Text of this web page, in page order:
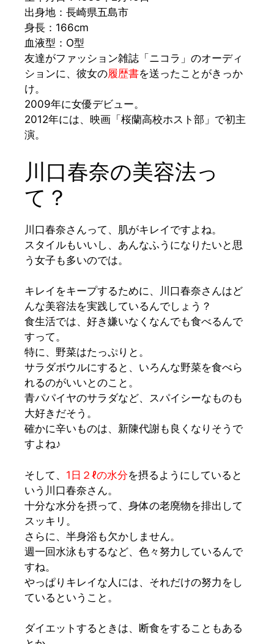
出身地：長崎県五島市
身長：166cm
血液型：O型
友達がファッション雑誌 「ニコラ」 のオーディ
ションに、彼女の履歴書を送ったことがきっか
け。
2009年に女優デビュー。
2012年には、映画 「桜蘭高校ホスト部」 で初主
演。
川口春奈の美容法っ
て？
川 口春奈さんって、肌がキレイですよね。
スタイルもいいし、あんなふうになりたいと思
う女子も多いのでは。
キレイをキープするために、川口春奈さんはど
んな美容法を実践しているんでしょう？
食生活では、好き嫌いなくなんでも食べるんで
すって。
特に、野菜はたっぷりと。
サラダボウルにすると、いろんな野菜を食べら
れるのがいいとのこと。
青パパイヤのサラダなど、スパイシーなものも
大好きだそう。
確かに辛いものは、新陳代謝も良くなりそうで
すよね♪
そして、 1日２ℓの水分を摂るようにしていると
いう川口春奈さん。
十分な水分を摂って、身体の老廃物を排出して
スッキリ。
さらに、半身浴も欠かしません。
週一回水泳 もするなど、色々努力しているんで
すね。
やっぱりキレイな人には、それだけの努力をし
ているということ。
ダイエットするときは、 断食をすることもある